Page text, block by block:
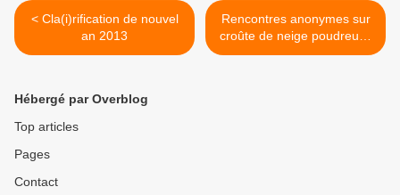
< Cla(i)rification de nouvel
an 2013
Rencontres anonymes sur
croûte de neige poudreuse
>
Hébergé par Overblog
Top articles
Pages
Contact